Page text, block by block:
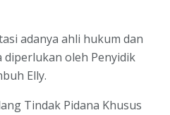
adanya ahli hukum dan
oleh Penyidik
Elly.
Tindak Pidana Khusus